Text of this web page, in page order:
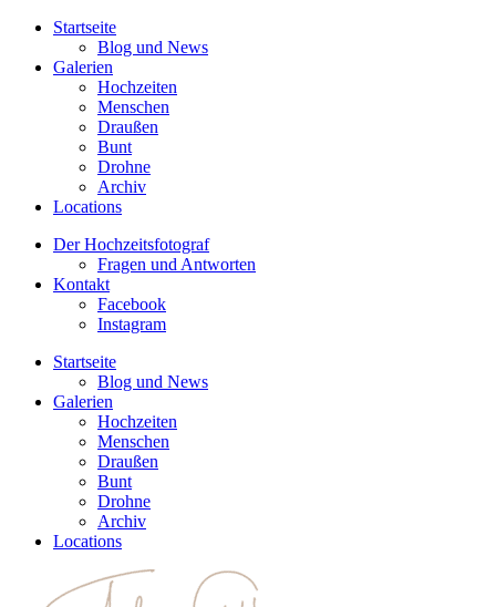
Startseite
Blog und News
Galerien
Hochzeiten
Menschen
Draußen
Bunt
Drohne
Archiv
Locations
Der Hochzeitsfotograf
Fragen und Antworten
Kontakt
Facebook
Instagram
Startseite
Blog und News
Galerien
Hochzeiten
Menschen
Draußen
Bunt
Drohne
Archiv
Locations